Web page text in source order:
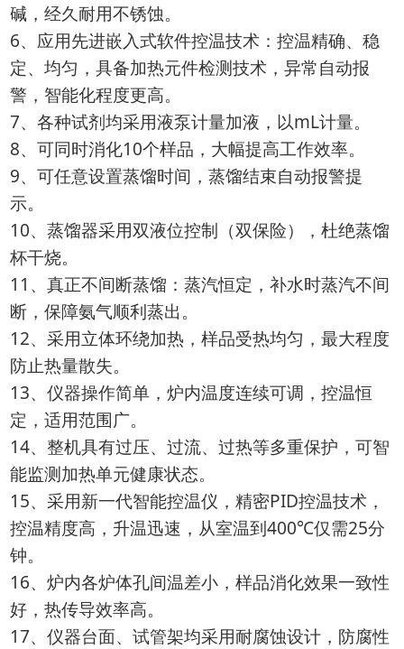
碱，经久耐用不锈蚀。
6、应用先进嵌入式软件控温技术：控温精确、稳
定、均匀，具备加热元件检测技术，异常自动报
警，智能化程度更高。
7、各种试剂均采用液泵计量加液，以mL计量。
8、可同时消化10个样品，大幅提高工作效率。
9、可任意设置蒸馏时间，蒸馏结束自动报警提
示。
10、蒸馏器采用双液位控制（双保险），杜绝蒸馏
杯干烧。
11、真正不间断蒸馏：蒸汽恒定，补水时蒸汽不间
断，保障氨气顺利蒸出。
12、采用立体环绕加热，样品受热均匀，最大程度
防止热量散失。
13、仪器操作简单，炉内温度连续可调，控温恒
定，适用范围广。
14、整机具有过压、过流、过热等多重保护，可智
能监测加热单元健康状态。
15、采用新一代智能控温仪，精密PID控温技术，
控温精度高，升温迅速，从室温到400℃仅需25分
钟。
16、炉内各炉体孔间温差小，样品消化效果一致性
好，热传导效率高。
17、仪器台面、试管架均采用耐腐蚀设计，防腐性